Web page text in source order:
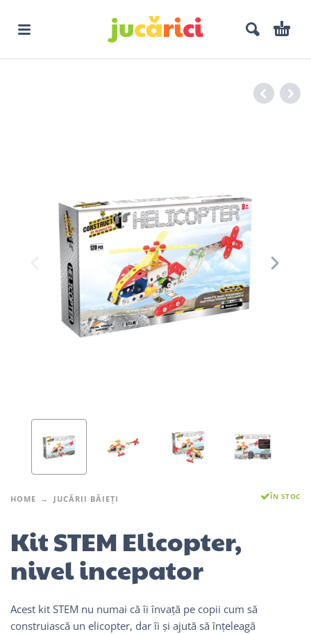
HOME JUCĂRII BĂIEȚI ÎN STOC
Kit STEM Elicopter,
nivel incepator
Acest kit STEM nu numai că îi învață pe copii cum să
construiască un elicopter, dar îi și ajută să înțeleagă